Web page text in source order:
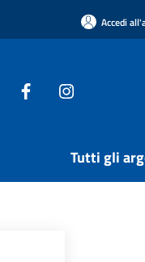
Accedi
Tutti gli